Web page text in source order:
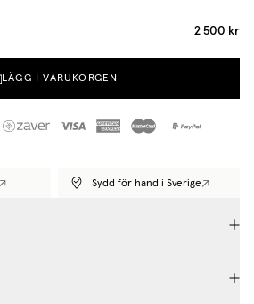
2 500 kr
LÄGG I VARUKORGEN
Sydd för hand i Sverige